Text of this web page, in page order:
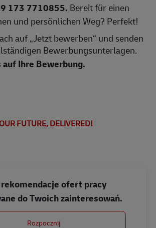
173 7710855. Bereit für einen
und persönlichen Weg? Perfekt!
auf „Jetzt bewerben“ und senden
Bewerbungsunterlagen.
Ihre Bewerbung.
FUTURE, DELIVERED!
ofert pracy
do Twoich zainteresowań.
Rozpocznij